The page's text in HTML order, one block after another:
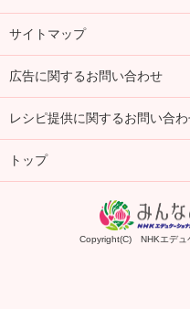
サイトマップ
広告に関するお問い合わせ
レシピ提供に関するお問い合
トップ
Copyright(C) NHKエデュ